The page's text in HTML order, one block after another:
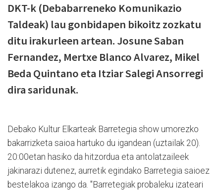
DKT-k (Debabarreneko Komunikazio
Taldeak) lau gonbidapen bikoitz zozkatu
ditu irakurleen artean. Josune Saban
Fernandez, Mertxe Blanco Alvarez, Mikel
Beda Quintano eta Itziar Salegi Ansorregi
dira saridunak.
Debako Kultur Elkarteak Barretegia show umorezko
bakarrizketa saioa hartuko du igandean (uztailak 20).
20:00etan hasiko da hitzordua eta antolatzaileek
jakinarazi dutenez, aurretik egindako Barretegia saioez
bestelakoa izango da. " Barretegiak probaleku izateari